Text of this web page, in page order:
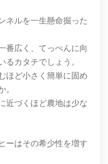
ネルを一生懸命掘った
番広く、てっぺんに向
カタチでしょう。
ほど小さく簡単に固め
近づくほど農地は少な
ーはその希少性を増す